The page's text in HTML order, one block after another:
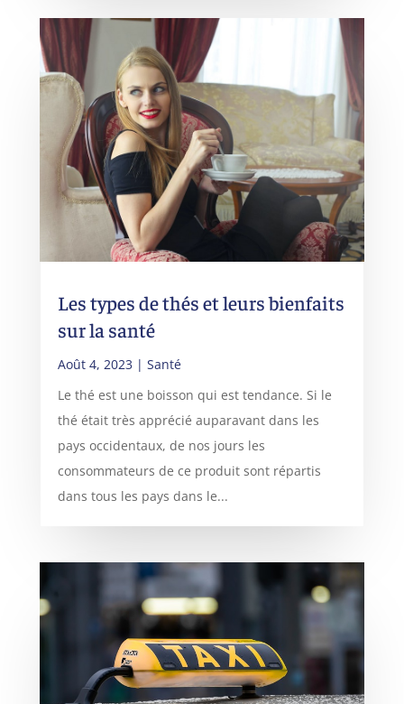
Les types de thés et leurs bienfaits
sur la santé
Août 4, 2023 | Santé
Le thé est une boisson qui est tendance. Si le
thé était très apprécié auparavant dans les
pays occidentaux, de nos jours les
consommateurs de ce produit sont répartis
dans tous les pays dans le...